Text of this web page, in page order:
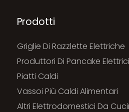
Prodotti
Griglie Di Razzlette Elettriche
Produttori Di Pancake Elettrici
Piatti Caldi
Vassoi Più Caldi Alimentari
Altri Elettrodomestici Da